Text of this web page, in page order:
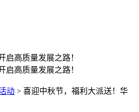
动 > 喜迎中秋节，福利大派送！华